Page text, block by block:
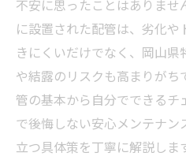
不安に思ったことはありま
に設置された配管は、劣化
きにくいだけでなく、岡山
や結露のリスクも高まりが
管の基本から自分でできる
で後悔しない安心メンテナ
立つ具体策を丁寧に解説しま